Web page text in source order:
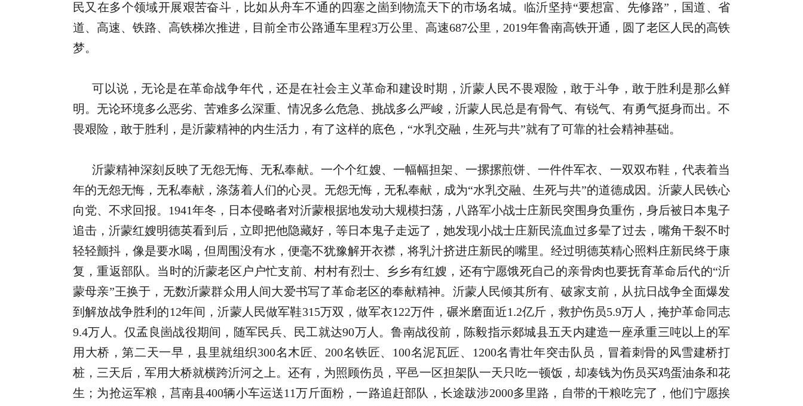
民又在多个领域开展艰苦奋斗，比如从舟车不通的四塞之崮到物流天下的市场名城。临沂坚持“要想富、先修路”，国道、省
道、高速、铁路、高铁梯次推进，目前全市公路通车里程3万公里、高速687公里，2019年鲁南高铁开通，圆了老区人民的高铁
梦。
可以说，无论是在革命战争年代，还是在社会主义革命和建设时期，沂蒙人民不畏艰险，敢于斗争，敢于胜利是那么鲜
明。无论环境多么恶劣、苦难多么深重、情况多么危急、挑战多么严峻，沂蒙人民总是有骨气、有锐气、有勇气挺身而出。不
畏艰险，敢于胜利，是沂蒙精神的内生活力，有了这样的底色，“水乳交融，生死与共”就有了可靠的社会精神基础。
沂蒙精神深刻反映了无怨无悔、无私奉献。一个个红嫂、一幅幅担架、一摞摞煎饼、一件件军衣、一双双布鞋，代表着当
年的无怨无悔，无私奉献，涤荡着人们的心灵。无怨无悔，无私奉献，成为“水乳交融、生死与共”的道德成因。沂蒙人民铁心
向党、不求回报。1941年冬，日本侵略者对沂蒙根据地发动大规模扫荡，八路军小战士庄新民突围身负重伤，身后被日本鬼子
追击，沂蒙红嫂明德英看到后，立即把他隐藏好，等日本鬼子走远了，她发现小战士庄新民流血过多晕了过去，嘴角干裂不时
轻轻颤抖，像是要水喝，但周围没有水，便毫不犹豫解开衣襟，将乳汁挤进庄新民的嘴里。经过明德英精心照料庄新民终于康
复，重返部队。当时的沂蒙老区户户忙支前、村村有烈士、乡乡有红嫂，还有宁愿饿死自己的亲骨肉也要抚育革命后代的“沂
蒙母亲”王换于，无数沂蒙群众用人间大爱书写了革命老区的奉献精神。沂蒙人民倾其所有、破家支前，从抗日战争全面爆发
到解放战争胜利的12年间，沂蒙人民做军鞋315万双，做军衣122万件，碾米磨面近1.2亿斤，救护伤员5.9万人，掩护革命同志
9.4万人。仅孟良崮战役期间，随军民兵、民工就达90万人。鲁南战役前，陈毅指示郯城县五天内建造一座承重三吨以上的军
用大桥，第二天一早，县里就组织300名木匠、200名铁匠、100名泥瓦匠、1200名青壮年突击队员，冒着刺骨的风雪建桥打
桩，三天后，军用大桥就横跨沂河之上。还有，为照顾伤员，平邑一区担架队一天只吃一顿饭，却凑钱为伤员买鸡蛋油条和花
生；为抢运军粮，莒南县400辆小车运送11万斤面粉，一路追赶部队，长途跋涉2000多里路，自带的干粮吃完了，他们宁愿挨